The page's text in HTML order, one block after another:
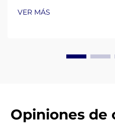
VER MÁS
Opiniones de